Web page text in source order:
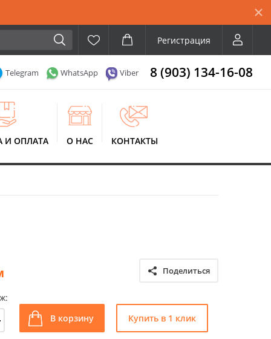
Регистрация
Telegram WhatsApp Viber 8 (903) 134-16-08
И ОПЛАТА О НАС КОНТАКТЫ
Поделиться
В корзину Купить в 1 клик